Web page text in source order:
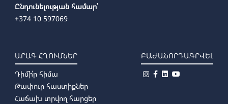
Ընդունելության համար՝
+374 10 597069
ԱՐԱԳ ՀՂՈՒՄՆԵՐ
Դիմի՛ր հիմա
Թափուր հաստիքներ
Հաճախ տրվող հարցեր
ԲԱԺԱՆՈՐԴԱԳՐՎԵԼ